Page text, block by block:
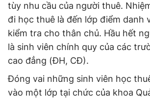
Tiện ích Bạn cần
Thông tin tòa soạn Liên hệ
tùy nhu cầu của người thuê.
đi học thuê là đến lớp điểm danh
kiểm tra cho thân chủ. Hầu hết
là sinh viên chính quy của các
cao đẳng (ĐH, CĐ).
Đóng vai những sinh viên học
vào một lớp tại chức của khoa